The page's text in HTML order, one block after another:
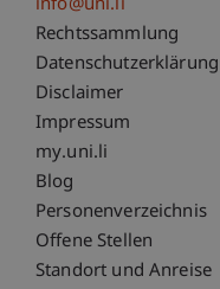
info@uni.li
Fußzeile
Rechtssammlung
Datenschutzerklärung
Disclaimer
Impressum
Fußzeile
my.uni.li
Blog
Personenverzeichnis
Offene Stellen
Standort und Anreise